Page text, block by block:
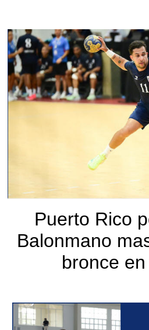
Puerto Rico
Balonmano
bronce